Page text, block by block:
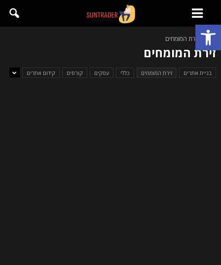
פתח סרגל נגישות
בית זירת המומחים
זירת המומחים
בניית אתרים זירת המומחים כללי עסקים קורסים קידום אתרים